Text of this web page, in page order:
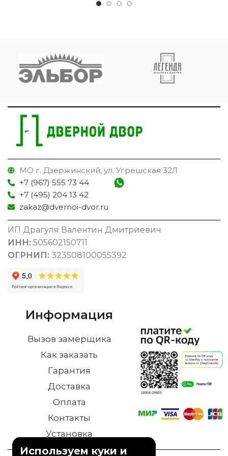
МО г. Дзержинский, ул. Угрешская 32/1
+7 (967) 555 73 44
+7 (495) 204 13 42
zakaz@dvernoi-dvor.ru
ИП Драгуля Валентин Дмитриевич
ИНН: 505602150711
ОГРНИП: 323508100055392
Информация
Вызов замерщика
Как заказать
Гарантия
Доставка
Оплата
Контакты
Установка
Используем куки и